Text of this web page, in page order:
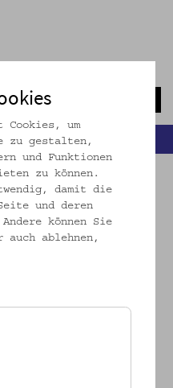
vor 100 Jahren! Für
„Gestellt.
Cookies, um
zu gestalten,
und Funktionen
zu können.
damit die
und deren
können Sie
ablehnen,